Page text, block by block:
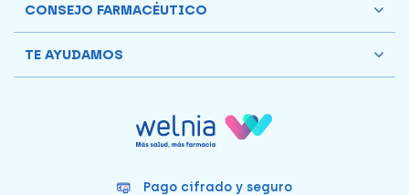
Pago cifrado y seguro
CONSEJO FARMACÉUTICO
TE AYUDAMOS